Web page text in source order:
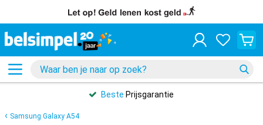
Beste Prijsgarantie
Samsung Galaxy A54